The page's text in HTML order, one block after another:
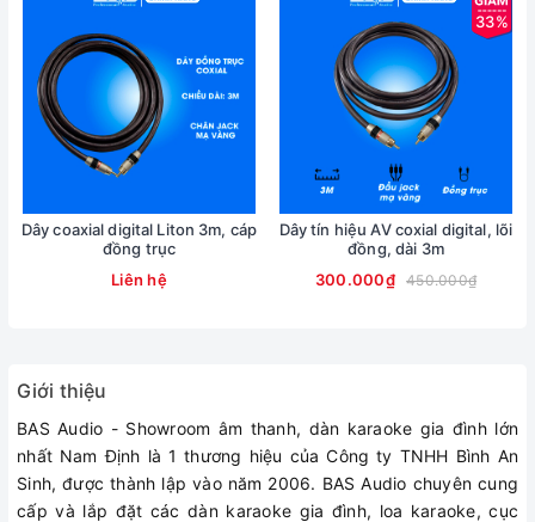
Đầu cắm bằng hợp kim nhôm có độ chính xác cao, mạ vàng 24k giảm
Dây coaxial digital Liton 3m, cáp
đồng trục
Liên hệ
33%
Dây tín hiệu AV coxial digital, lõi
đồng, dài 3m
300.000₫
450.000₫
Giới thiệu
BAS Audio - Showroom âm thanh, dàn karaoke gia đình lớn
nhất Nam Định là 1 thương hiệu của Công ty TNHH Bình An
Sinh, được thành lập vào năm 2006. BAS Audio chuyên cung
cấp và lắp đặt các dàn karaoke gia đình, loa karaoke, cục